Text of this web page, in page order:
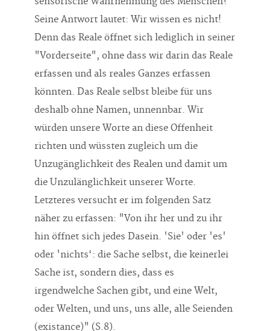
Seine Antwort lautet: Wir wissen es nicht!
Denn das Reale öffnet sich lediglich in seiner
"Vorderseite", ohne dass wir darin das Reale
erfassen und als reales Ganzes erfassen
könnten. Das Reale selbst bleibe für uns
deshalb ohne Namen, unnennbar. Wir
würden unsere Worte an diese Offenheit
richten und wüssten zugleich um die
Unzugänglichkeit des Realen und damit um
die Unzulänglichkeit unserer Worte.
Letzteres versucht er im folgenden Satz
näher zu erfassen: "Von ihr her und zu ihr
hin öffnet sich jedes Dasein. 'Sie' oder 'es'
oder 'nichts‘: die Sache selbst, die keinerlei
Sache ist, sondern dies, dass es
irgendwelche Sachen gibt, und eine Welt,
oder Welten, und uns, uns alle, alle Seienden
(existance)" (S.8).